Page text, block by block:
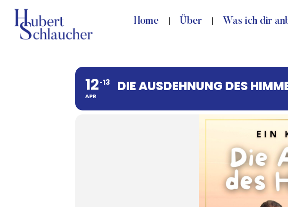
Home Über Was ich dir
12
APR
13 DIE AUSDEHNUNG DES